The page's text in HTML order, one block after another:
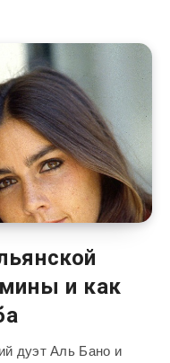
и как
дуэт Аль Бано и